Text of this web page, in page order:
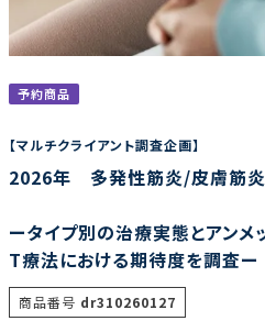
調査の種類で選ぶ
リセット
予約商品
【マルチクライアント調査企画】
2026年 多発性筋炎/皮膚筋炎
ータイプ別の治療実態とアンメ
T療法における期待度を調査ー
商品番号 dr310260127